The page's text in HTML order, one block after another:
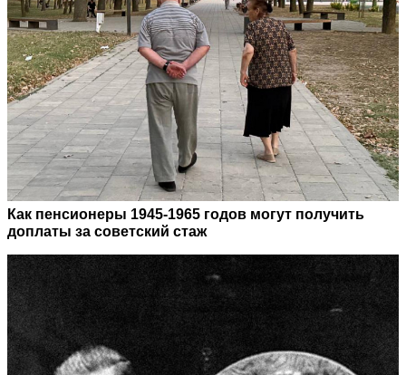
Как пенсионеры 1945-1965 годов могут получить
доплаты за советский стаж